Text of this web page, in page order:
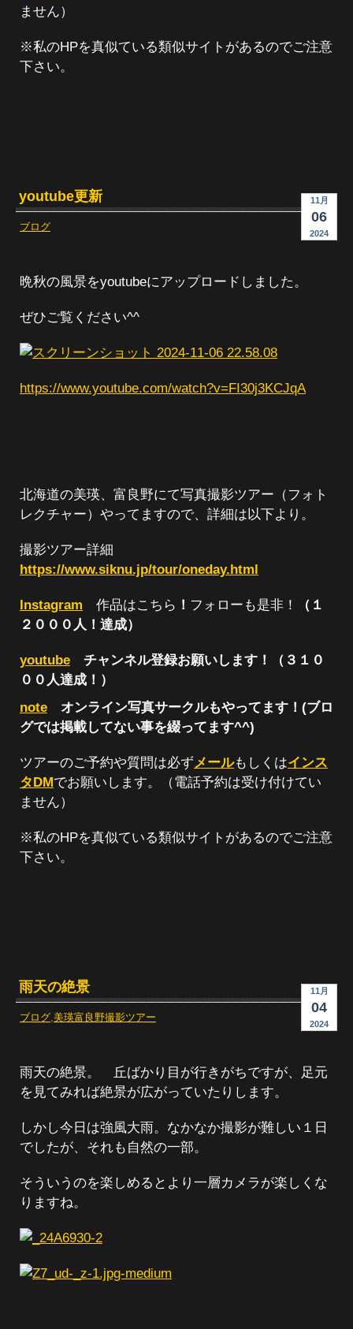
ません）
※私のHPを真似ている類似サイトがあるのでご注意
下さい。
11月
06
2024
youtube更新
ブログ
晩秋の風景をyoutubeにアップロードしました。
ぜひご覧ください^^
https://www.youtube.com/watch?v=FI30j3KCJqA
北海道の美瑛、富良野にて写真撮影ツアー（フォト
レクチャー）やってますので、詳細は以下より。
撮影ツアー詳細
https://www.siknu.jp/tour/oneday.html
Instagram 作品はこちら ！ フォローも是非！
（１
２０００人！達成）
youtube チャンネル登録お願いします！（３１０
００人達成！）
note オンライン写真サークルもやってます！(ブロ
グでは掲載してない事を綴ってます^^)
ツアーのご予約や質問は必ずメールもしくはインス
タDMでお願いします。（電話予約は受け付けてい
ません）
※私のHPを真似ている類似サイトがあるのでご注意
下さい。
11月
04
2024
雨天の絶景
ブログ,美瑛富良野撮影ツアー
雨天の絶景。 丘ばかり目が行きがちですが、足元
を見てみれば絶景が広がっていたりします。
しかし今日は強風大雨。なかなか撮影が難しい１日
でしたが、それも自然の一部。
そういうのを楽しめるとより一層カメラが楽しくな
りますね。